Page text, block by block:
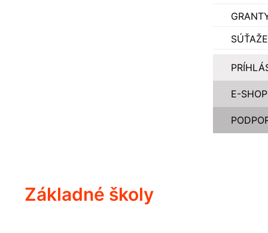
SÚŤAŽE
E-SHOP
Základné školy